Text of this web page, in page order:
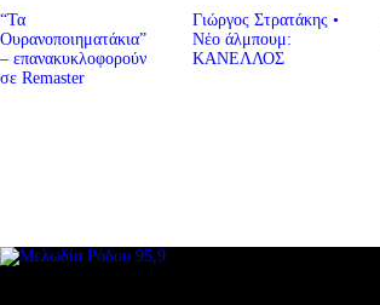
“Τα
Ουρανοποιηματάκια”
– επανακυκλοφορούν
σε Remaster
Γιώργος Στρατάκης •
Νέο άλμπουμ:
ΚΑΝΕΛΛΟΣ
ΜΕΝΟΥ